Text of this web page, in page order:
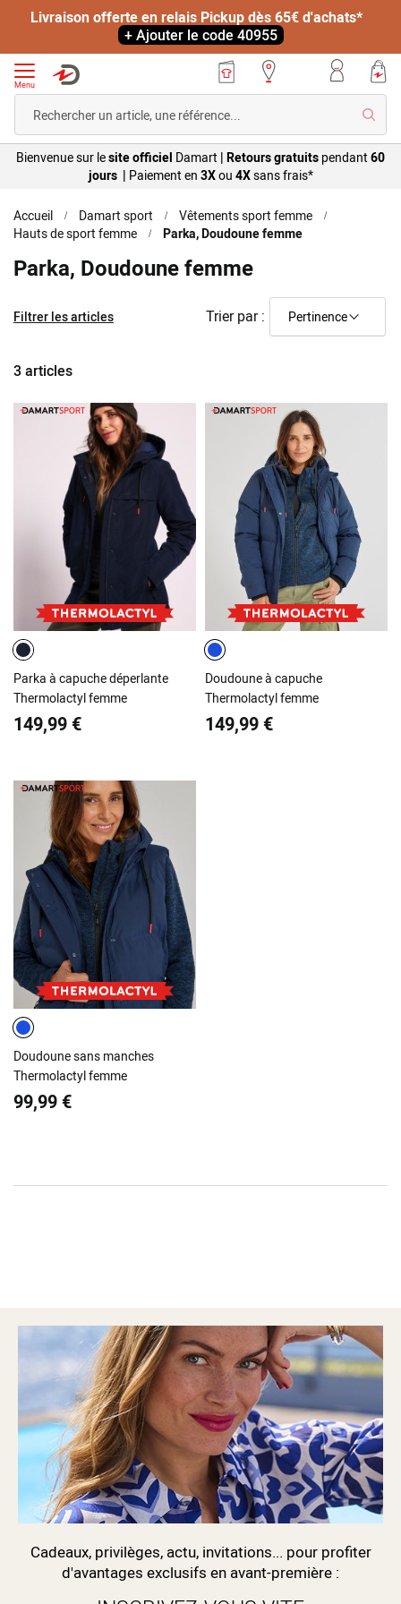
Livraison offerte en relais Pickup dès 65€ d'achats*
+ Ajouter le code 40955
Menu
Bienvenue sur lesite officiel Damart | Retours gratuits pendant 60
jours | Paiement en 3Xou 4Xsansfrais*
Accueil Damart sport
Vêtements sport femme
Hauts de sport femme
Parka, Doudoune femme
Parka, Doudoune femme
3articles
Trier par :
Parka à capuche déperlante
Thermolactyl femme
149,99 €
Doudoune à capuche
Thermolactyl femme
149,99 €
Doudoune sans manches
Thermolactyl femme
99,99 €
Filtrer les articles
Cadeaux, privilèges, actu, invitations... pour profiter
d'avantages exclusifs en avant-première :